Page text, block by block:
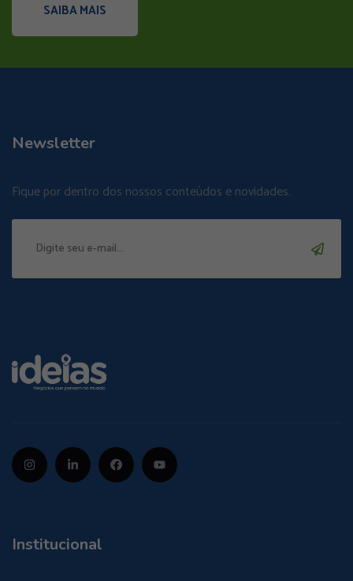
SAIBA MAIS
Newsletter
Fique por dentro dos nossos conteúdos e novidades.
Institucional